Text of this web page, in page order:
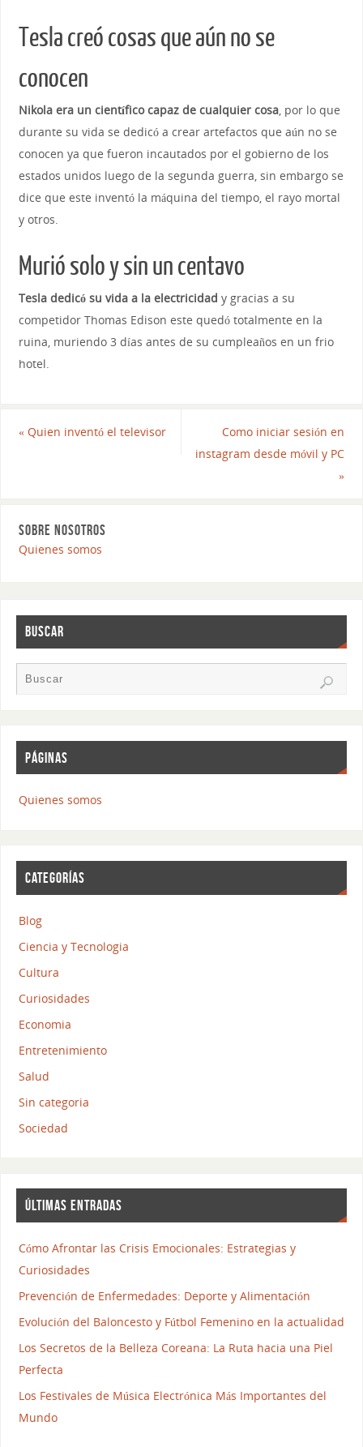
Tesla creó cosas que aún no se
conocen
Nikola era un científico capaz de cualquier cosa, por lo que
durante su vida se dedicó a crear artefactos que aún no se
conocen ya que fueron incautados por el gobierno de los
estados unidos luego de la segunda guerra, sin embargo se
dice que este inventó la máquina del tiempo, el rayo mortal
y otros.
Murió solo y sin un centavo
Tesla dedicó su vida a la electricidad y gracias a su
competidor Thomas Edison este quedó totalmente en la
ruina, muriendo 3 días antes de su cumpleaños en un frio
hotel.
«Quien inventó el televisor
Como iniciar sesión en
instagram desde móvil y PC
»
SOBRE NOSOTROS
Quienes somos
BUSCAR
PÁGINAS
Quienes somos
CATEGORÍAS
Blog
Ciencia y Tecnologia
Cultura
Curiosidades
Economia
Entretenimiento
Salud
Sin categoria
Sociedad
ÚLTIMAS ENTRADAS
Cómo Afrontar las Crisis Emocionales: Estrategias y
Curiosidades
Prevención de Enfermedades: Deporte y Alimentación
Evolución del Baloncesto y Fútbol Femenino en la actualidad
Los Secretos de la Belleza Coreana: La Ruta hacia una Piel
Perfecta
Los Festivales de Música Electrónica Más Importantes del
Mundo